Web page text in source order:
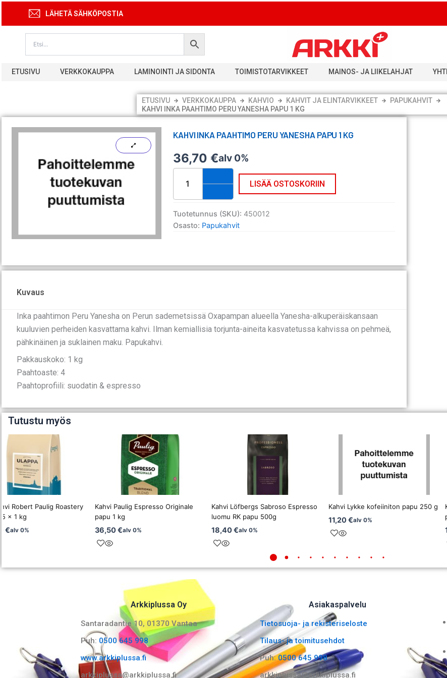
sisältöön
LÄHETÄ SÄHKÖPOSTIA
ETUSIVU VERKKOKAUPPA LAMINOINTI JA SIDONTA TOIMISTOTARVIKKEET MAINOS- JA LIIKELAHJAT
ETUSIVU VERKKOKAUPPA KAHVIO KAHVIT JA ELINTARVIKKEET
PAPUKAHVIT
KAHVI INKA PAAHTIMO PERU YANESHA PAPU 1 KG
KAHVI INKA PAAHTIMO PERU YANESHA PAPU 1 KG
36,70€alv 0%
Kahvi
Inka
Peru
Yanesha
papu
LISÄÄ OSTOSKORIIN
Tuotetunnus (SKU): 450012
Osasto: Papukahvit
Kuvaus
Inka paahtimon Peru Yanesha on Perun sademetsissä Oxapampan alueella Yanesha-alkuperäiskansaan
kuuluvien perheiden kasvattama kahvi. Ilman kemiallisia torjunta-aineita kasvatetussa kahvissa on pehmeä,
pähkinäinen ja suklainen maku. Papukahvi.
Pakkauskoko: 1 kg
Paahtoaste: 4
Paahtoprofiili: suodatin & espresso
Tutustu myös
Robert Paulig Roastery
5 x 1 kg
€alv 0%
Kahvi Paulig Espresso Originale
papu 1 kg
36,50€alv 0%
Kahvi Löfbergs Sabroso Espresso
luomu RK papu 500g
18,40€alv 0%
Kahvi Lykke kofeiiniton papu 250 g
11,20€alv 0%
Arkkiplussa Oy
Santaradantie 10, 01370 Vantaa​
Puh: 0500 645 998
www.arkkiplussa.fi
arkkiplussa@arkkiplussa.fi
Asiakaspalvelu
Tietosuoja- ja rekisteriseloste
Tilaus- ja toimitusehdot
Puh:0500 645 998
arkkiplussa@arkkiplussa.fi